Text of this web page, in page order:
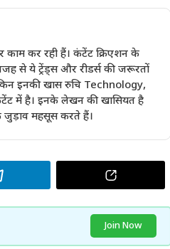
काम कर रही हैं। कंटेंट क्रिएशन के
से ये ट्रेंड्स और रीडर्स की जरूरतों
इनकी खास रुचि Technology,
में है। इनके लेखन की खासियत है
जुड़ाव महसूस करते हैं।
Join Now